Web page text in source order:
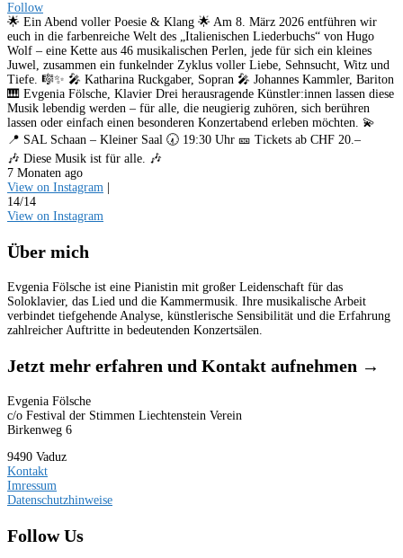
Follow
🌟 Ein Abend voller Poesie & Klang 🌟 Am 8. März 2026 entführen wir
euch in die farbenreiche Welt des „Italienischen Liederbuchs“ von Hugo
Wolf – eine Kette aus 46 musikalischen Perlen, jede für sich ein kleines
Juwel, zusammen ein funkelnder Zyklus voller Liebe, Sehnsucht, Witz und
Tiefe. 🎼✨ 🎤 Katharina Ruckgaber, Sopran 🎤 Johannes Kammler, Bariton
🎹 Evgenia Fölsche, Klavier Drei herausragende Künstler:innen lassen diese
Musik lebendig werden – für alle, die neugierig zuhören, sich berühren
lassen oder einfach einen besonderen Konzertabend erleben möchten. 💫
📍 SAL Schaan – Kleiner Saal 🕢 19:30 Uhr 🎫 Tickets ab CHF 20.–
🎶 Diese Musik ist für alle. 🎶
7 Monaten ago
View on Instagram |
14/14
View on Instagram
Über mich
Evgenia Fölsche ist eine Pianistin mit großer Leidenschaft für das
Soloklavier, das Lied und die Kammermusik. Ihre musikalische Arbeit
verbindet tiefgehende Analyse, künstlerische Sensibilität und die Erfahrung
zahlreicher Auftritte in bedeutenden Konzertsälen.
Jetzt mehr erfahren und Kontakt aufnehmen →
Evgenia Fölsche
c/o Festival der Stimmen Liechtenstein Verein
Birkenweg 6
9490 Vaduz
Kontakt
Imressum
Datenschutzhinweise
Follow Us